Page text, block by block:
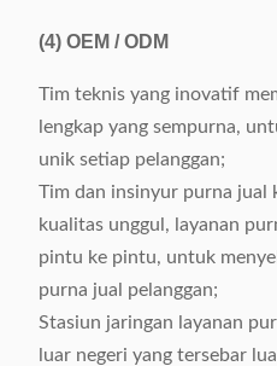
(4) OEM / ODM
Tim teknis yang inovatif
lengkap yang sempurna,
unik setiap pelanggan;
Tim dan insinyur purna jual
kualitas unggul, layanan
pintu ke pintu, untuk
purna jual pelanggan;
Stasiun jaringan layanan
luar negeri yang tersebar